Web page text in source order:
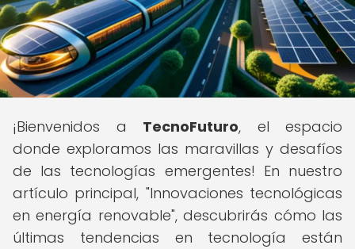
¡Bienvenidos a TecnoFuturo, el espacio
donde exploramos las maravillas y desafíos
de las tecnologías emergentes! En nuestro
artículo principal, "Innovaciones tecnológicas
en energía renovable", descubrirás cómo las
últimas tendencias en tecnología están